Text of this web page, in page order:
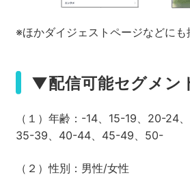
※ほかダイジェストページなどにも
▼配信可能セグメン
（１）年齢：-14、15-19、20-24
35-39、40-44、45-49、50-
（２）性別：男性/女性